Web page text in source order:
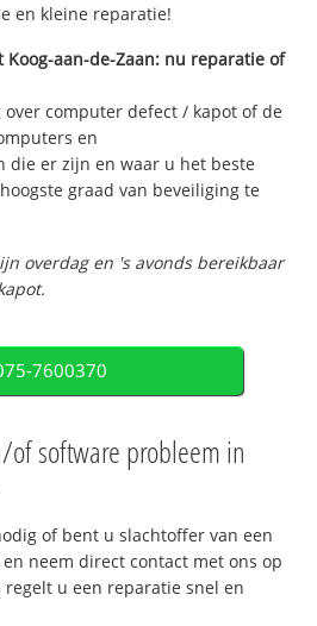
en kleine reparatie!
aan-de-Zaan: nu reparatie of
computer defect / kapot of de
en
die er zijn en waar u het beste
graad van beveiliging te
overdag en 's avonds bereikbaar
7600370
of software probleem in
of bent u slachtoffer van een
neem direct contact met ons op
regelt u een reparatie snel en